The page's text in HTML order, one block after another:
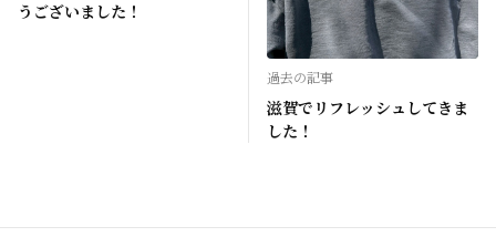
うございました！
過去の記事
滋賀でリフレッシュしてきま
した！